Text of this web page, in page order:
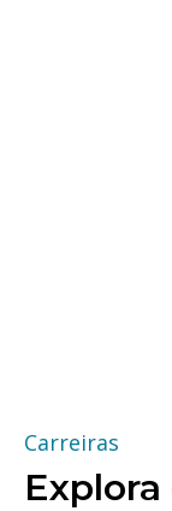
Carreiras